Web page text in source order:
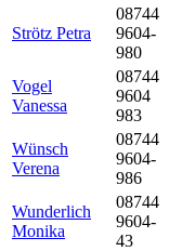
Strötz Petra
08744
9604-
980
Vogel
Vanessa
08744
9604
983
Wünsch
Verena
08744
9604-
986
Wunderlich
Monika
08744
9604-
43